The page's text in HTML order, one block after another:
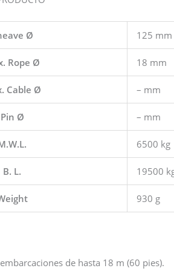
Ø 125 mm
Rope Ø 18 mm
Cable Ø – mm
Pin Ø – mm
6500 kg
B. L. 19500
930 g
de hasta 18 m (60 pies).